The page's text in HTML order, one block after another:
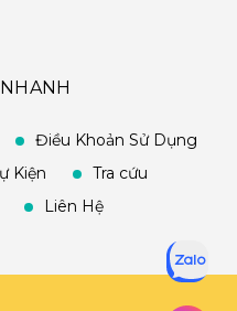
Điều Khoản Sử Dụng
Kiện
Tra cứu
Liên Hệ